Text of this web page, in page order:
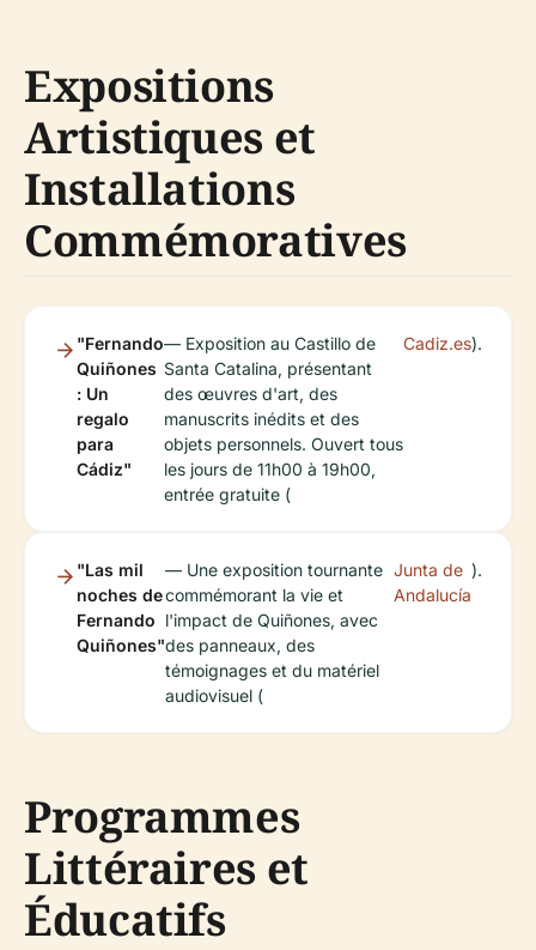
Expositions
Artistiques et
Installations
Commémoratives
"Fernando
Quiñones
: Un
regalo
para
Cádiz"
— Exposition au Castillo de
Santa Catalina, présentant
des œuvres d'art, des
manuscrits inédits et des
objets personnels. Ouvert tous
les jours de 11h00 à 19h00,
entrée gratuite (
Cadiz.es).
"Las mil
noches de
Fernando
Quiñones"
— Une exposition tournante
commémorant la vie et
l'impact de Quiñones, avec
des panneaux, des
témoignages et du matériel
audiovisuel (
Junta de
Andalucía
).
Programmes
Littéraires et
Éducatifs